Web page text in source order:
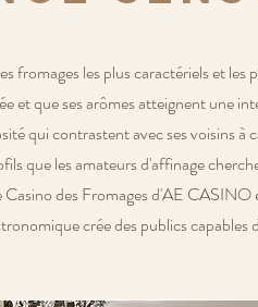
fromages les plus caractériels et
et que ses arômes atteignent une
qui contrastent avec ses voisins
que les amateurs d'affinage
des Fromages d'AE
crée des publics